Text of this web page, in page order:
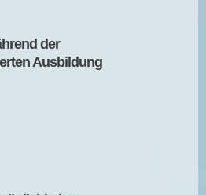
der
Ausbildung